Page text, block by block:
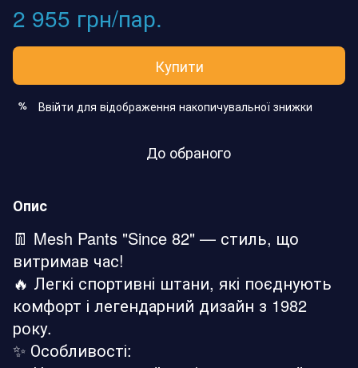
2 955 грн/пар.
Купити
% Ввійти для відображення накопичувальної знижки
До обраного
Опис
👖 Mesh Pants "Since 82" — стиль, що
витримав час!
🔥 Легкі спортивні штани, які поєднують
комфорт і легендарний дизайн з 1982
року.
✨ Особливості: